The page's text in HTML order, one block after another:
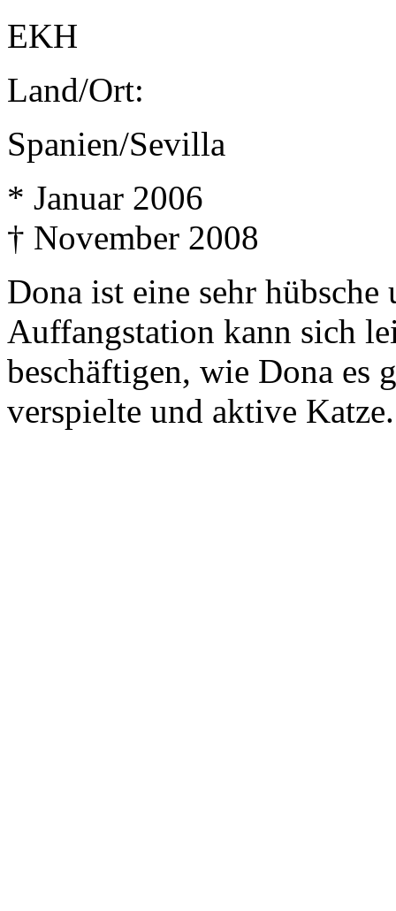
EKH
Land/Ort:
Spanien/Sevilla
* Januar 2006
† November 2008
Dona ist eine sehr
Auffangstation kann sich
beschäftigen, wie Dona es
verspielte und aktive Katze.